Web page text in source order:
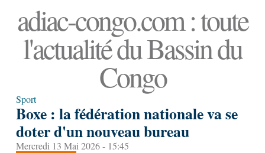
adiac-congo.com : toute
l'actualité du Bassin du
Congo
Sport
Boxe : la fédération nationale va se
doter d'un nouveau bureau
Mercredi 13 Mai 2026 - 15:45